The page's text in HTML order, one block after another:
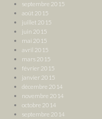
septembre 2015
août 2015
juillet 2015
juin 2015
mai 2015
avril 2015
mars 2015
février 2015
janvier 2015
décembre 2014
novembre 2014
octobre 2014
septembre 2014